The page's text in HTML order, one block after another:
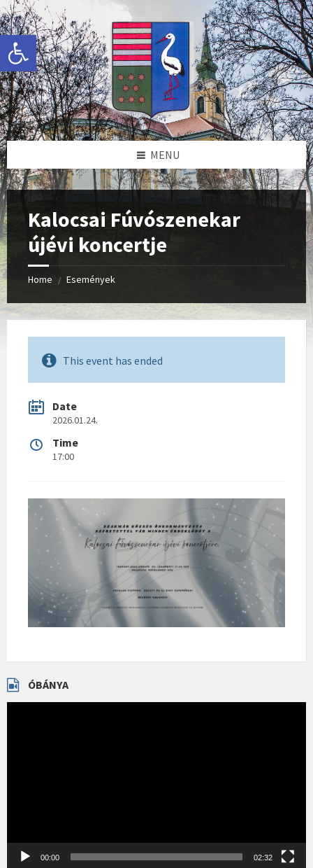
Eszköztár megnyitása
Skip
to
content
Skip
to
left
sidebar
Skip
to
footer
MENU
Kalocsai Fúvószenekar
újévi koncertje
Home / Események
This event has ended
Date
2026.01.24.
Time
17:00
ÓBÁNYA
00:00 02:32